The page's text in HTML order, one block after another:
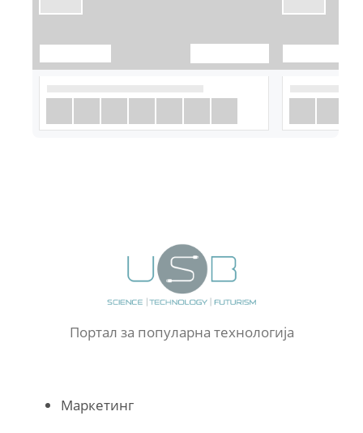
Портал за популарна технологија
Маркетинг